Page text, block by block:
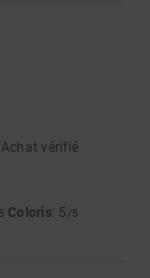
Achat vérifié
Coloris: 5 /5